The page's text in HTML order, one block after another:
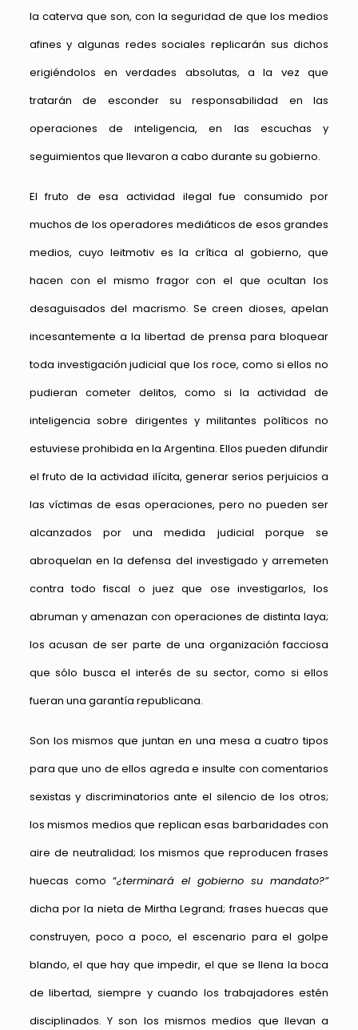
la caterva que son, con la seguridad de que los medios
afines y algunas redes sociales replicarán sus dichos
erigiéndolos en verdades absolutas, a la vez que
tratarán de esconder su responsabilidad en las
operaciones de inteligencia, en las escuchas y
seguimientos que llevaron a cabo durante su gobierno.
El fruto de esa actividad ilegal fue consumido por
muchos de los operadores mediáticos de esos grandes
medios, cuyo leitmotiv es la crítica al gobierno, que
hacen con el mismo fragor con el que ocultan los
desaguisados del macrismo. Se creen dioses, apelan
incesantemente a la libertad de prensa para bloquear
toda investigación judicial que los roce, como si ellos no
pudieran cometer delitos, como si la actividad de
inteligencia sobre dirigentes y militantes políticos no
estuviese prohibida en la Argentina. Ellos pueden difundir
el fruto de la actividad ilícita, generar serios perjuicios a
las víctimas de esas operaciones, pero no pueden ser
alcanzados por una medida judicial porque se
abroquelan en la defensa del investigado y arremeten
contra todo fiscal o juez que ose investigarlos, los
abruman y amenazan con operaciones de distinta laya;
los acusan de ser parte de una organización facciosa
que sólo busca el interés de su sector, como si ellos
fueran una garantía republicana.
Son los mismos que juntan en una mesa a cuatro tipos
para que uno de ellos agreda e insulte con comentarios
sexistas y discriminatorios ante el silencio de los otros;
los mismos medios que replican esas barbaridades con
aire de neutralidad; los mismos que reproducen frases
huecas como “¿terminará el gobierno su mandato?”
dicha por la nieta de Mirtha Legrand; frases huecas que
construyen, poco a poco, el escenario para el golpe
blando, el que hay que impedir, el que se llena la boca
de libertad, siempre y cuando los trabajadores estén
disciplinados. Y son los mismos medios que llevan a